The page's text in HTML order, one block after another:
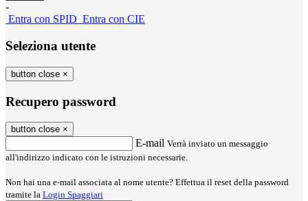
-
Entra con SPID Entra con CIE
Seleziona utente
button close ×
Recupero password
button close ×
E-mail Verrà inviato un messaggio
all'indirizzo indicato con le istruzioni necessarie.
Non hai una e-mail associata al nome utente? Effettua il reset della password
tramite la Login Spaggiari